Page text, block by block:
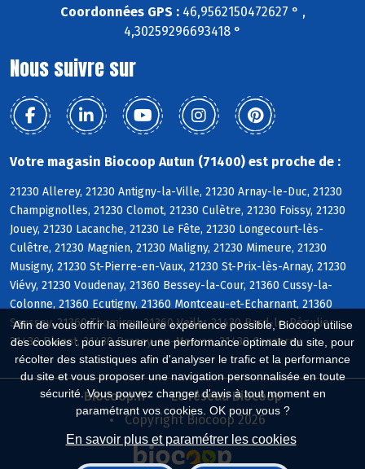
Afin de vous offrir la meilleure expérience possible, Biocoop utilise
des cookies : pour assurer une performance optimale du site, pour
récolter des statistiques afin d'analyser le trafic et la performance
du site et vous proposer une navigation personnalisée en toute
sécurité. Vous pouvez changer d'avis à tout moment en
paramétrant vos cookies. OK pour vous ?
En savoir plus et paramétrer les cookies
Coordonnées GPS :46,9562150472627 ° ,
4,30259296693418 °
Nous suivre sur
Votre magasin Biocoop Autun (71400) est proche de :
21230 Allerey, 21230 Antigny-la-Ville, 21230 Arnay-le-Duc, 21230
Champignolles, 21230 Clomot, 21230 Culètre, 21230 Foissy, 21230
Jouey, 21230 Lacanche, 21230 Le Fête, 21230 Longecourt-lès-
Culêtre, 21230 Magnien, 21230 Maligny, 21230 Mimeure, 21230
Musigny, 21230 St-Pierre-en-Vaux, 21230 St-Prix-lès-Arnay, 21230
Viévy, 21230 Voudenay, 21360 Bessey-la-Cour, 21360 Cussy-la-
Colonne, 21360 Ecutigny, 21360 Montceau-et-Echarnant, 21360
Saussey, 21360 Thomirey, 21360 Veilly, 21430 Bard-le-Régulier,
21430 Blanot, 21430 Brazey-en-Morvan, 21430 Censerey
Biocoop.fr
Le réseau Biocoop
Copyright Biocoop 2026